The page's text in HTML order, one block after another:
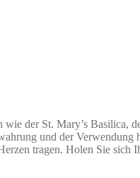
der St. Mary’s Basilica,
und der Verwendung
tragen. Holen Sie sich